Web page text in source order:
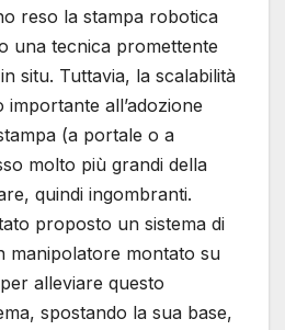
reso la stampa robotica
una tecnica promettente
situ. Tuttavia, la scalabilità
all’adozione
(a portale o a
molto più grandi della
quindi ingombranti.
proposto un sistema di
manipolatore montato su
alleviare questo
spostando la sua base,